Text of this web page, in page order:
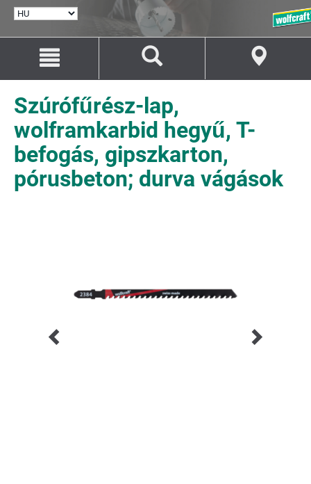
KIVÁLASZTÁSA
tartalomhoz
navigációhoz
Szúrófűrész-lap,
wolframkarbid hegyű, T-
befogás, gipszkarton,
pórusbeton; durva vágások